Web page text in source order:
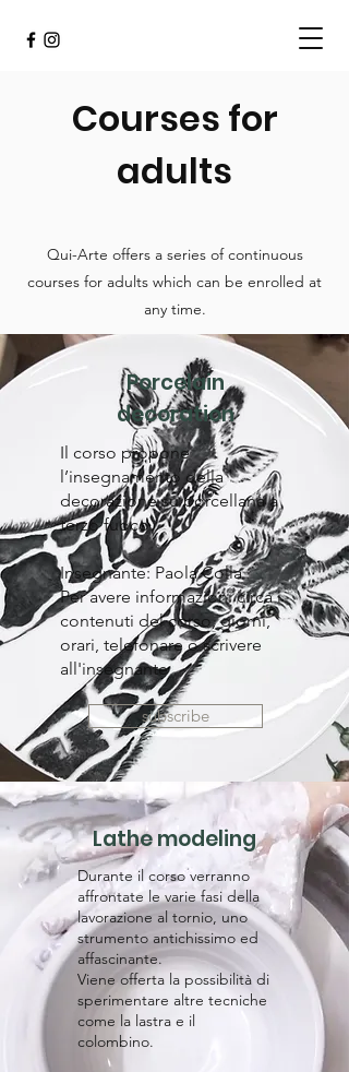
Courses for
adults
Qui-Arte offers a series of continuous
courses for adults which can be enrolled at
any time.
Porcelain
decoration
Il corso propone
l’insegnamento della
decorazione su porcellana a
terzo fuoco.​
Insegnante: Paola Colla
Per avere informazioni circa i
contenuti del corso, giorni,
orari, telefonare o scrivere
all'insegnante
subscribe
Lathe modeling
​Durante il corso verranno
affrontate le varie fasi della
lavorazione al tornio, uno
strumento antichissimo ed
affascinante.
Viene offerta la possibilità di
sperimentare altre tecniche
come la lastra e il
colombino.